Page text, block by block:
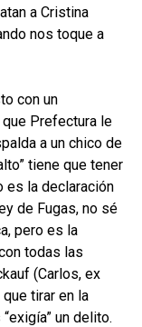
a Cristina
nos toque a
con un
Prefectura le
a un chico de
tiene que tener
es la declaración
de Fugas, no sé
pero es la
todas las
(Carlos, ex
tirar en la
un delito.